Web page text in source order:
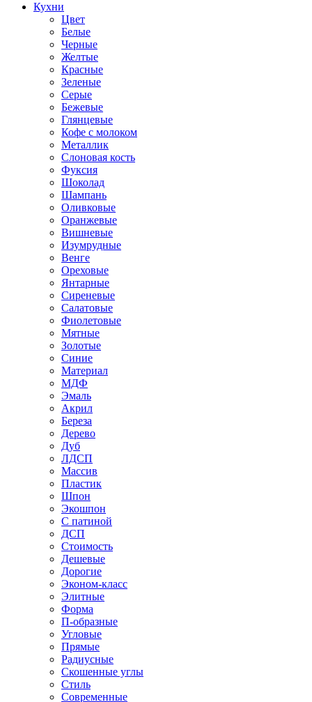
Кухни
Цвет
Белые
Черные
Желтые
Красные
Зеленые
Серые
Бежевые
Глянцевые
Кофе с молоком
Металлик
Слоновая кость
Фуксия
Шоколад
Шампань
Оливковые
Оранжевые
Вишневые
Изумрудные
Венге
Ореховые
Янтарные
Сиреневые
Салатовые
Фиолетовые
Мятные
Золотые
Синие
Материал
МДФ
Эмаль
Акрил
Береза
Дерево
Дуб
ЛДСП
Массив
Пластик
Шпон
Экошпон
С патиной
ДСП
Стоимость
Дешевые
Дорогие
Эконом-класс
Элитные
Форма
П-образные
Угловые
Прямые
Радиусные
Скошенные углы
Стиль
Современные